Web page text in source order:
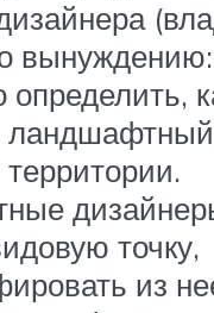
вынуждению:
территории.
точку,
из